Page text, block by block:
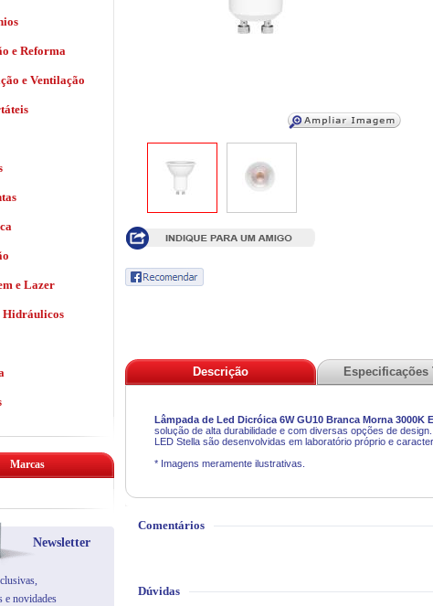
Descrição Especificações
Lâmpada de Led Dicróica 6W GU10 Branca Morna 3000K
solução de alta durabilidade e com diversas opções de
LED Stella são desenvolvidas em laboratório próprio e
* Imagens meramente ilustrativas.
Comentários
Dúvidas
e Reforma
e Ventilação
e Lazer
Marcas
Newsletter
e novidades